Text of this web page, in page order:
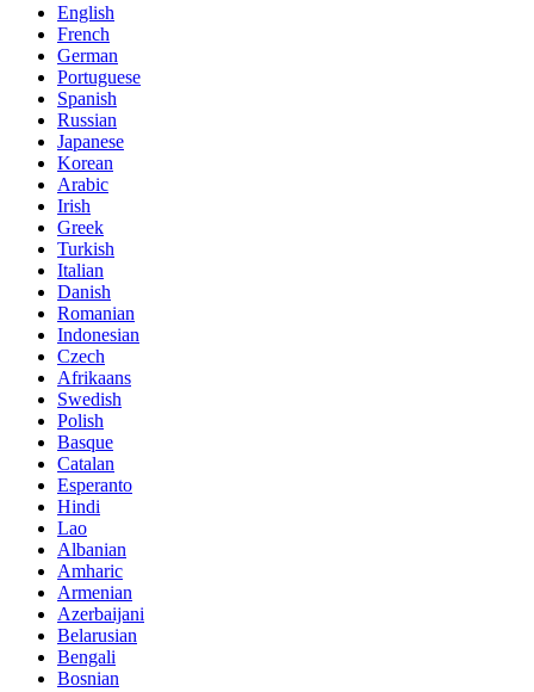
English
French
German
Portuguese
Spanish
Russian
Japanese
Korean
Arabic
Irish
Greek
Turkish
Italian
Danish
Romanian
Indonesian
Czech
Afrikaans
Swedish
Polish
Basque
Catalan
Esperanto
Hindi
Lao
Albanian
Amharic
Armenian
Azerbaijani
Belarusian
Bengali
Bosnian